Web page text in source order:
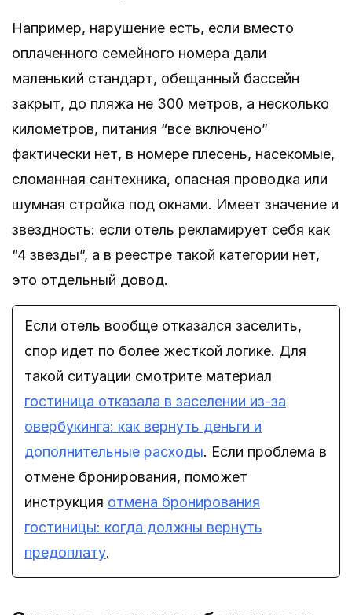
Например, нарушение есть, если вместо
оплаченного семейного номера дали
маленький стандарт, обещанный бассейн
закрыт, до пляжа не 300 метров, а несколько
километров, питания “все включено”
фактически нет, в номере плесень, насекомые,
сломанная сантехника, опасная проводка или
шумная стройка под окнами. Имеет значение и
звездность: если отель рекламирует себя как
“4 звезды”, а в реестре такой категории нет,
это отдельный довод.
Если отель вообще отказался заселить,
спор идет по более жесткой логике. Для
такой ситуации смотрите материал
гостиница отказала в заселении из-за
овербукинга: как вернуть деньги и
дополнительные расходы. Если проблема в
отмене бронирования, поможет
инструкция отмена бронирования
гостиницы: когда должны вернуть
предоплату.